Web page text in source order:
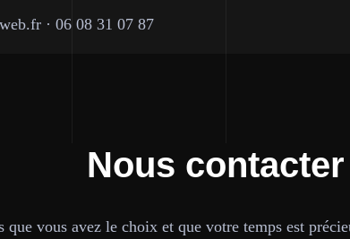
· 06 08 31 07 87
Nous contacter
que vous avez le choix et que votre temps est